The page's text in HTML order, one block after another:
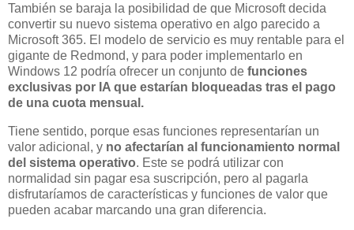
También se baraja la posibilidad de que Microsoft decida
convertir su nuevo sistema operativo en algo parecido a
Microsoft 365. El modelo de servicio es muy rentable para el
gigante de Redmond, y para poder implementarlo en
Windows 12 podría ofrecer un conjunto de funciones
exclusivas por IA que estarían bloqueadas tras el pago
de una cuota mensual.
Tiene sentido, porque esas funciones representarían un
valor adicional, y no afectarían al funcionamiento normal
del sistema operativo. Este se podrá utilizar con
normalidad sin pagar esa suscripción, pero al pagarla
disfrutaríamos de características y funciones de valor que
pueden acabar marcando una gran diferencia.